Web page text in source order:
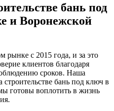
бань под
и Воронежской
рынке с 2015 года, и за это
клиентов благодаря
сроков. Наша
бань под ключ в
готовы воплотить в жизнь